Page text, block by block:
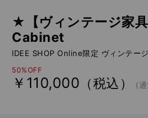
★【ヴィンテージ家
Cabinet
IDEE SHOP Online限定 ヴィンテー
50%OFF
￥110,000 （税込） (